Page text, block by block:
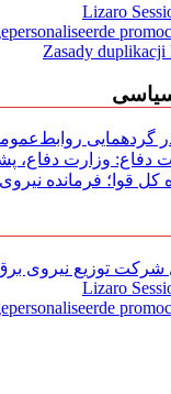
Lizaro
Zasady duplikacji
سیاسی
گردهمایی
وزارت دفاع،
کل قوا؛ فرمانده
شركت توزیع نیروی
Lizaro